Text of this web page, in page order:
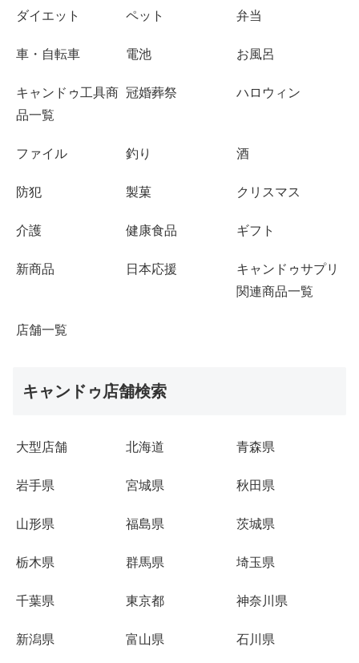
ダイエット ペット 弁当
車・自転車 電池 お風呂
キャンドゥ工具商
品一覧
冠婚葬祭 ハロウィン
ファイル 釣り 酒
防犯 製菓 クリスマス
介護 健康食品 ギフト
新商品 日本応援
キャンドゥサプリ
関連商品一覧
店舗一覧
キャンドゥ店舗検索
大型店舗 北海道 青森県
岩手県 宮城県 秋田県
山形県 福島県 茨城県
栃木県 群馬県 埼玉県
千葉県 東京都 神奈川県
新潟県 富山県 石川県